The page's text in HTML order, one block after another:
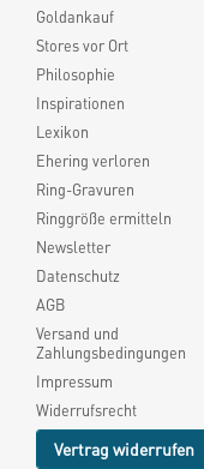
Goldankauf
Stores vor Ort
Philosophie
Inspirationen
Lexikon
Ehering verloren
Ring-Gravuren
Ringgröße ermitteln
Newsletter
Datenschutz
AGB
Versand und
Zahlungsbedingungen
Impressum
Widerrufsrecht
Vertrag widerrufen